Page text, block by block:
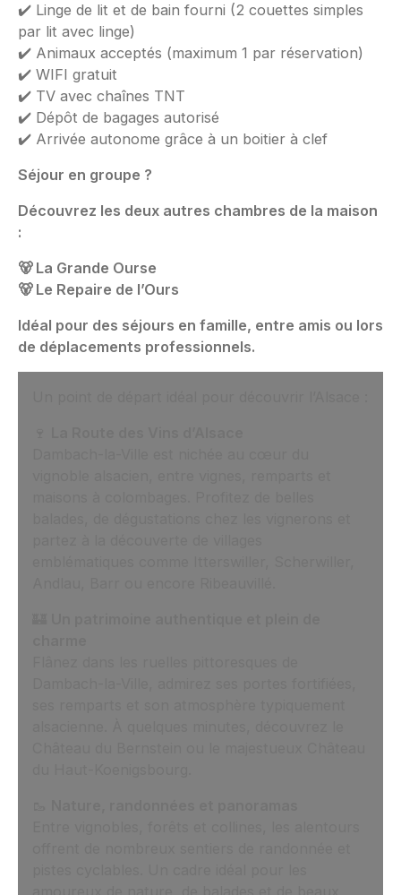
✔️ Linge de lit et de bain fourni (2 couettes simples
par lit avec linge)
✔️ Animaux acceptés (maximum 1 par réservation)
✔️ WIFI gratuit
✔️ TV avec chaînes TNT
✔️ Dépôt de bagages autorisé
✔️ Arrivée autonome grâce à un boitier à clef
Séjour en groupe ?
Découvrez les deux autres chambres de la maison
:
🐻 La Grande Ourse
🐻 Le Repaire de l’Ours
Idéal pour des séjours en famille, entre amis ou lors
de déplacements professionnels.